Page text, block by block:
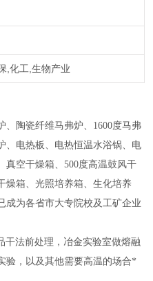
,化工,生物产业
、陶瓷纤维马弗炉、1600度马弗
、电热板、电热恒温水浴锅、电
真空干燥箱、500度高温鼓风干
燥箱、光照培养箱、生化培养
成为各省市大专院校及工矿企业
干法前处理，冶金实验室做熔融
验，以及其他需要高温的场合*